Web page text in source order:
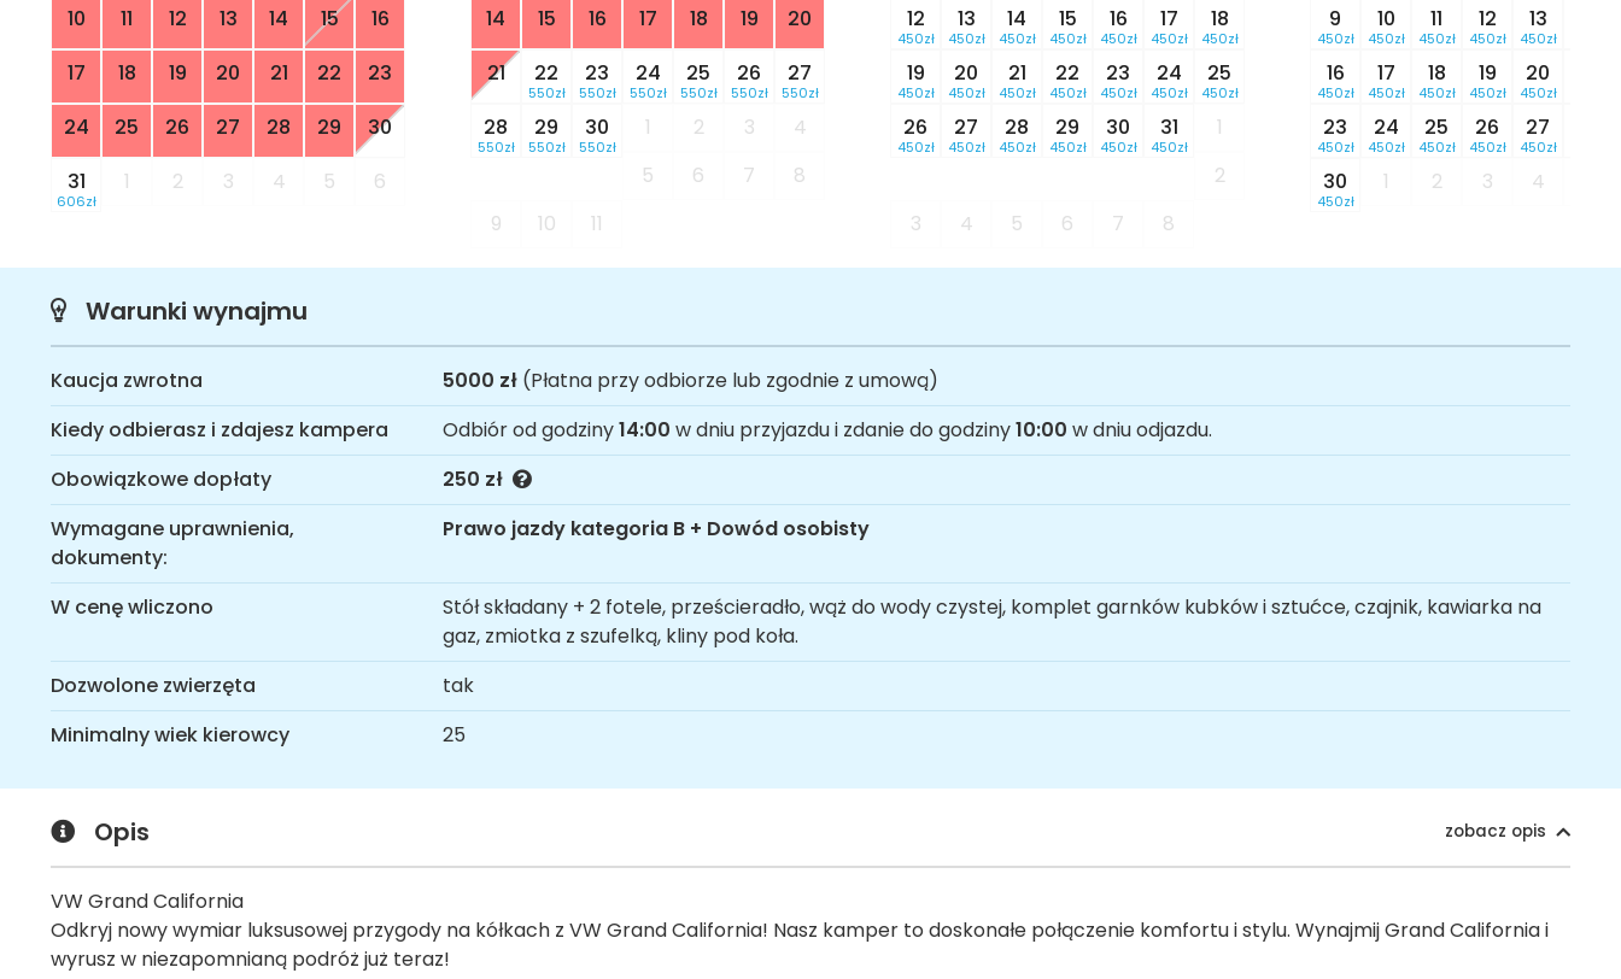
10
11 12 13 14 15
16
17
18 19 20 21 22
23
24
25 26 27 28 29
30
31
606zł
1 2 3 4 5 6
14 15 16 17 18 19
20
21
22
550zł
23
550zł
24
550zł
25
550zł
26
550zł
27
550zł
28
550zł
29
550zł
30
550zł
1 2 3
4
5
6 7
8
9
10 11
12
450zł
13
450zł
14
450zł
15
450zł
16
450zł
17
450zł
18
450zł
19
450zł
20
450zł
21
450zł
22
450zł
23
450zł
24
450zł
25
450zł
26
450zł
27
450zł
28
450zł
29
450zł
30
450zł
31
450zł
1
2
3
4 5 6 7 8
9
450zł
10
450zł
11
450zł
12
450zł
13
450zł
16
450zł
17
450zł
18
450zł
19
450zł
20
450zł
23
450zł
24
450zł
25
450zł
26
450zł
27
450zł
30
450zł
1 2 3 4
Warunki wynajmu
Kaucja zwrotna 5000 zł (Płatna przy odbiorze lub zgodnie z umową)
Kiedy odbierasz i zdajesz kampera
Odbiór od godziny14:00 w dniu przyjazdu i zdanie do godziny10:00 w dniu odjazdu.
Obowiązkowe dopłaty
250 zł
Wymagane uprawnienia,
dokumenty:
Prawo jazdy kategoria B + Dowód osobisty
W cenę wliczono
Stół składany + 2 fotele, prześcieradło, wąż do wody czystej, komplet garnków kubków i sztućce, czajnik, kawiarka na
gaz, zmiotka z szufelką, kliny pod koła.
Dozwolone zwierzęta
tak
Minimalny wiek kierowcy
25
Opis zobacz opis
VW Grand California
Odkryj nowy wymiar luksusowej przygody na kółkach z VW Grand California! Nasz kamper to doskonałe połączenie komfortu i stylu. Wynajmij Grand California i
wyrusz w niezapomnianą podróż już teraz!